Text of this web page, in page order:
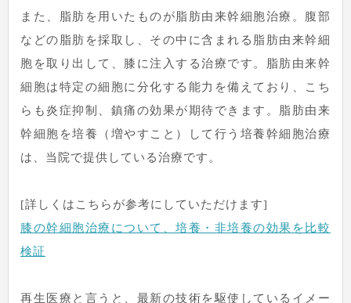
また、脂肪を用いたものが脂肪由来幹細胞治療。腹部
などの脂肪を採取し、その中に含まれる脂肪由来幹細
胞を取り出して、膝に注入する治療です。脂肪由来幹
細胞は特定の細胞に分化する能力を備えており、こち
らも炎症抑制、鎮痛の効果が期待できます。脂肪由来
幹細胞を培養（増やすこと）して行う培養幹細胞治療
は、当院で提供している治療です。
[詳しくはこちらが参考にしていただけます]
膝の幹細胞治療について、培養・非培養の効果を比較
検証
再生医療と言うと、最新の技術を駆使しているイメー